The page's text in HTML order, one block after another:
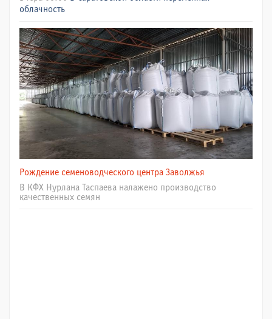
облачность
Рождение семеноводческого центра Заволжья
В КФХ Нурлана Таспаева налажено производство
качественных семян